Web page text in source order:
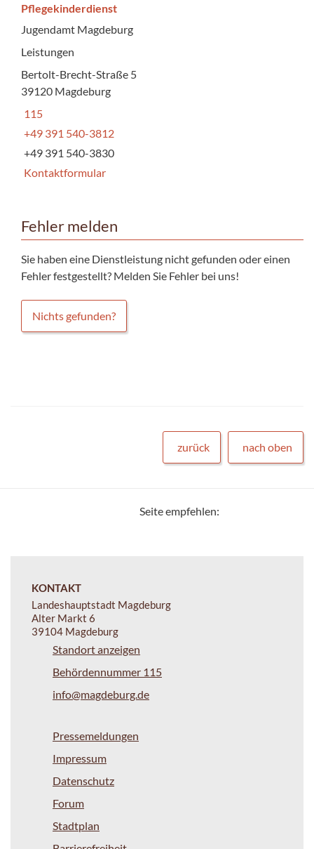
Pflegekinderdienst
Jugendamt Magdeburg
Leistungen
Bertolt-Brecht-Straße 5
39120 Magdeburg
115
+49 391 540-3812
+49 391 540-3830
Kontaktformular
Fehler melden
Sie haben eine Dienstleistung nicht gefunden oder einen
Fehler festgestellt? Melden Sie Fehler bei uns!
Nichts gefunden?
zurück nach oben
Seite empfehlen:
KONTAKT
Landeshauptstadt Magdeburg
Alter Markt 6
39104 Magdeburg
Standort anzeigen
Behördennummer 115
info@magdeburg.de
Pressemeldungen
Impressum
Datenschutz
Forum
Stadtplan